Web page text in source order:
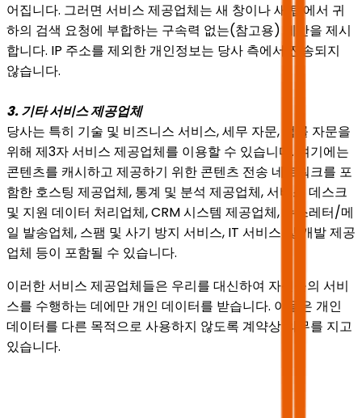
어집니다. 그러면 서비스 제공업체는 새 창이나 새 탭에서 귀
하의 검색 요청에 부합하는 구속력 없는(참고용) 제안을 제시
합니다. IP 주소를 제외한 개인정보는 당사 측에서 전송되지
않습니다.
3. 기타 서비스 제공업체
당사는 특히 기술 및 비즈니스 서비스, 세무 자문, 법률 자문을
위해 제3자 서비스 제공업체를 이용할 수 있습니다. 여기에는
콘텐츠를 캐시하고 제공하기 위한 콘텐츠 전송 네트워크를 포
함한 호스팅 제공업체, 통계 및 분석 제공업체, 서비스 데스크
및 지원 데이터 처리업체, CRM 시스템 제공업체, 뉴스레터/메
일 발송업체, 스팸 및 사기 방지 서비스, IT 서비스 및 개발 제공
업체 등이 포함될 수 있습니다.
이러한 서비스 제공업체들은 우리를 대신하여 자신들의 서비
스를 수행하는 데에만 개인 데이터를 받습니다. 이들은 개인
데이터를 다른 목적으로 사용하지 않도록 계약상 의무를 지고
있습니다.